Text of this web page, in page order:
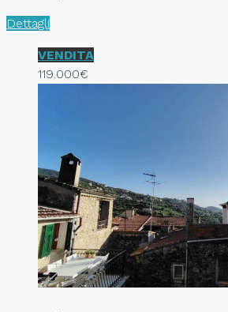
Dettagli
VENDITA
119.000€